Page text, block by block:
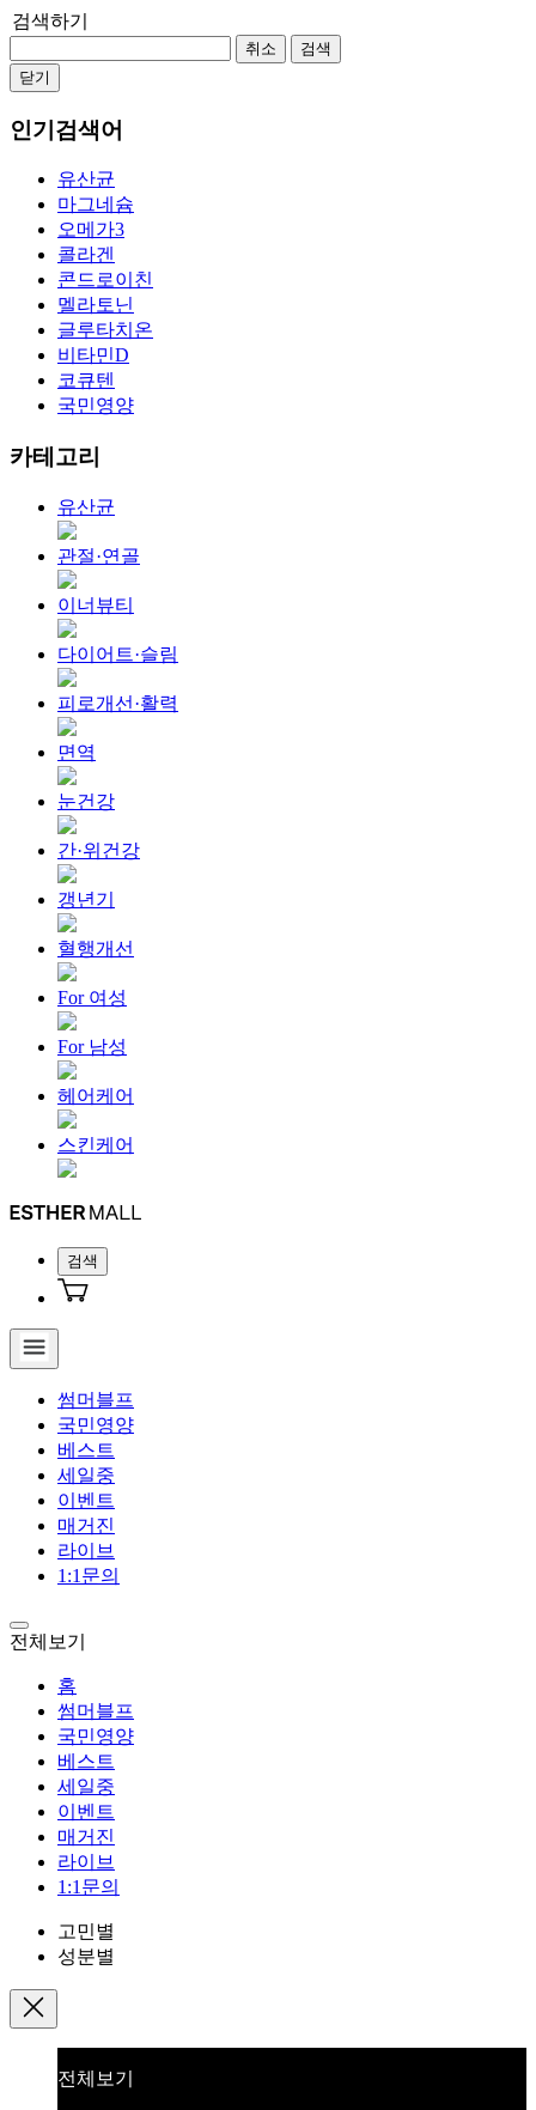
검색하기
취소
검색
닫기
인기검색어
유산균
마그네슘
오메가3
콜라겐
콘드로이친
멜라토닌
글루타치온
비타민D
코큐텐
국민영양
카테고리
유산균
관절·연골
이너뷰티
다이어트·슬림
피로개선·활력
면역
눈건강
간·위건강
갱년기
혈행개선
For 여성
For 남성
헤어케어
스킨케어
검색
썸머블프
국민영양
베스트
세일중
이벤트
매거진
라이브
1:1문의
전체보기
홈
썸머블프
국민영양
베스트
세일중
이벤트
매거진
라이브
1:1문의
고민별
성분별
전체보기